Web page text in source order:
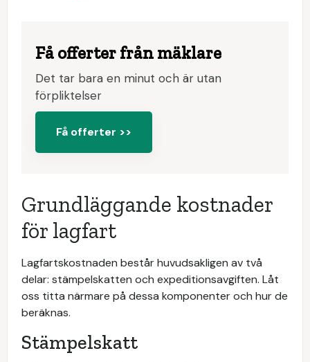
Få offerter från mäklare
Det tar bara en minut och är utan
förpliktelser
Få offerter >>
Grundläggande kostnader
för lagfart
Lagfartskostnaden består huvudsakligen av två
delar: stämpelskatten och expeditionsavgiften. Låt
oss titta närmare på dessa komponenter och hur de
beräknas.
Stämpelskatt